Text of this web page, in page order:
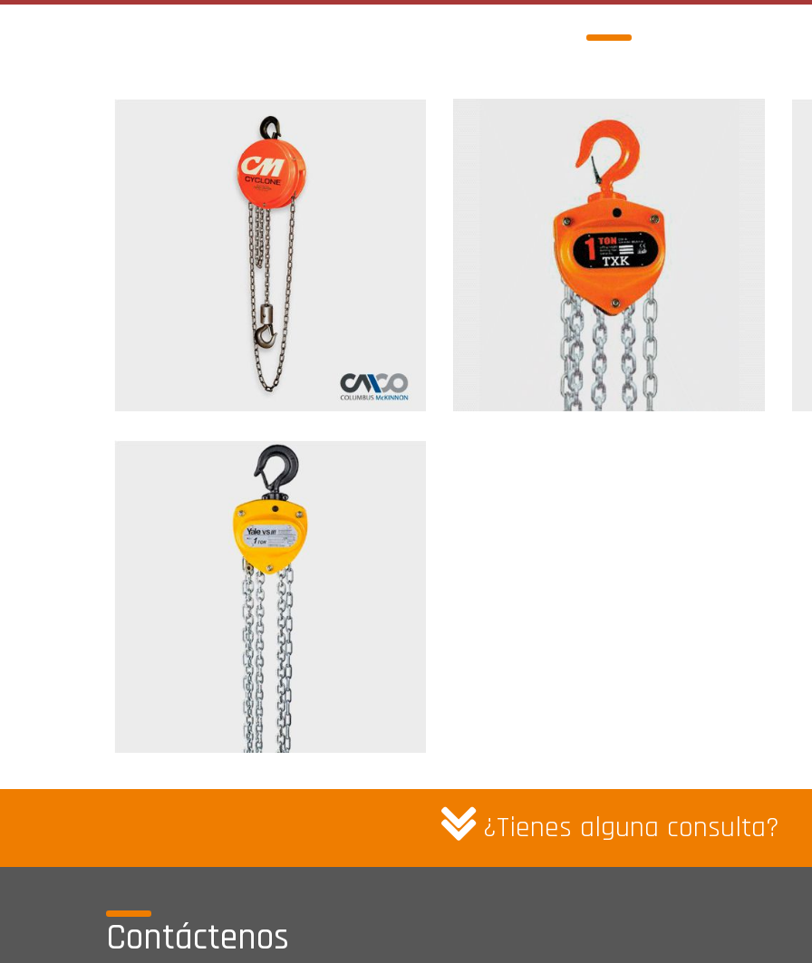
¿Tienes alguna consulta?
Contáctenos